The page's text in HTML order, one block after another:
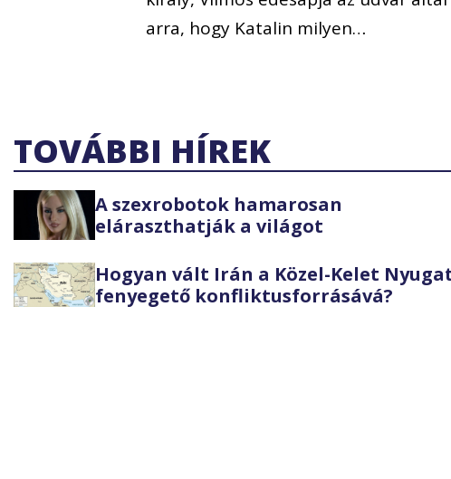
arra, hogy Katalin milyen…
TOVÁBBI HÍREK
A szexrobotok hamarosan
eláraszthatják a világot
Hogyan vált Irán a Közel-Kelet
fenyegető konfliktusforrásává?